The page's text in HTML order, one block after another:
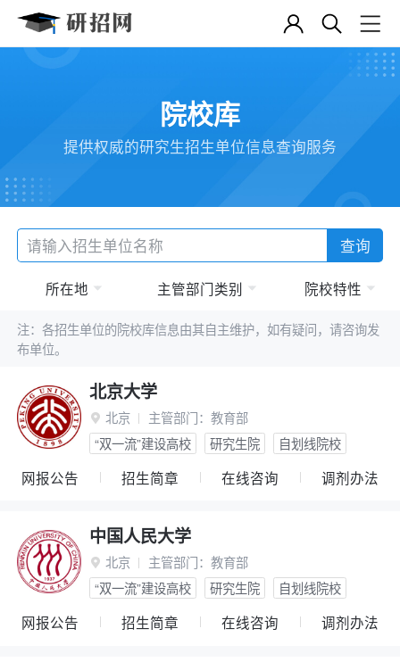
院校库
提供权威的研究生招生单位信息查询服务
查询
所在地 主管部门类别 院校特性
注：各招生单位的院校库信息由其自主维护，如有疑问，请咨询发
布单位。
北京大学
 北京 主管部门： 教育部
“双一流”建设高校
研究生院 自划线院校
网报公告 招生简章 在线咨询 调剂办法
中国人民大学
 北京 主管部门： 教育部
“双一流”建设高校
研究生院 自划线院校
网报公告 招生简章 在线咨询 调剂办法